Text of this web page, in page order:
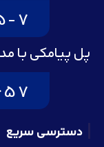
7
پل پیامکی با
دسترسی سریع